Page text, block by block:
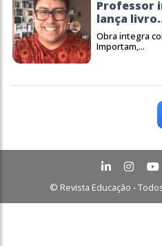
Professor
lança
Obra integra
Importam,...
© Revista Educação -